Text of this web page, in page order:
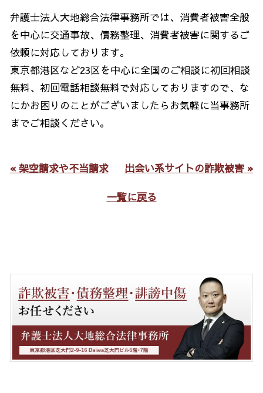
弁護士法人大地総合法律事務所では、消費者被害全般
を中心に交通事故、債務整理、消費者被害に関するご
依頼に対応しております。
東京都港区など23区を中心に全国のご相談に初回相談
無料、初回電話相談無料で対応しておりますので、な
にかお困りのことがございましたらお気軽に当事務所
までご相談ください。
« 架空請求や不当請求 出会い系サイトの詐欺被害 »
一覧に戻る